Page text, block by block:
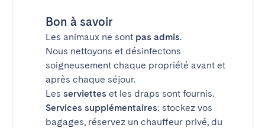
Bon à savoir
Les animaux ne sont pas admis.
Nous nettoyons et désinfectons
soigneusement chaque propriété avant et
après chaque séjour.
Les serviettes et les draps sont fournis.
Services supplémentaires: stockez vos
bagages, réservez un chauffeur privé, du